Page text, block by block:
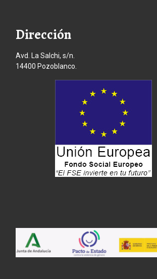
Dirección
Avd. La Salchi, s/n.
14400 Pozoblanco.